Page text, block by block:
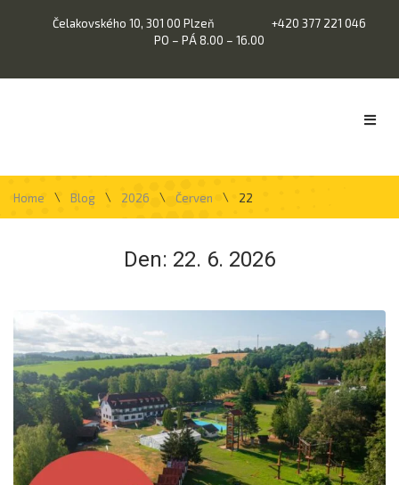
Čelakovského 10, 301 00 Plzeň
+420 377 221 046
PO – PÁ 8.00 – 16.00
Home \ Blog \ 2026 \ Červen \ 22
Den: 22. 6. 2026